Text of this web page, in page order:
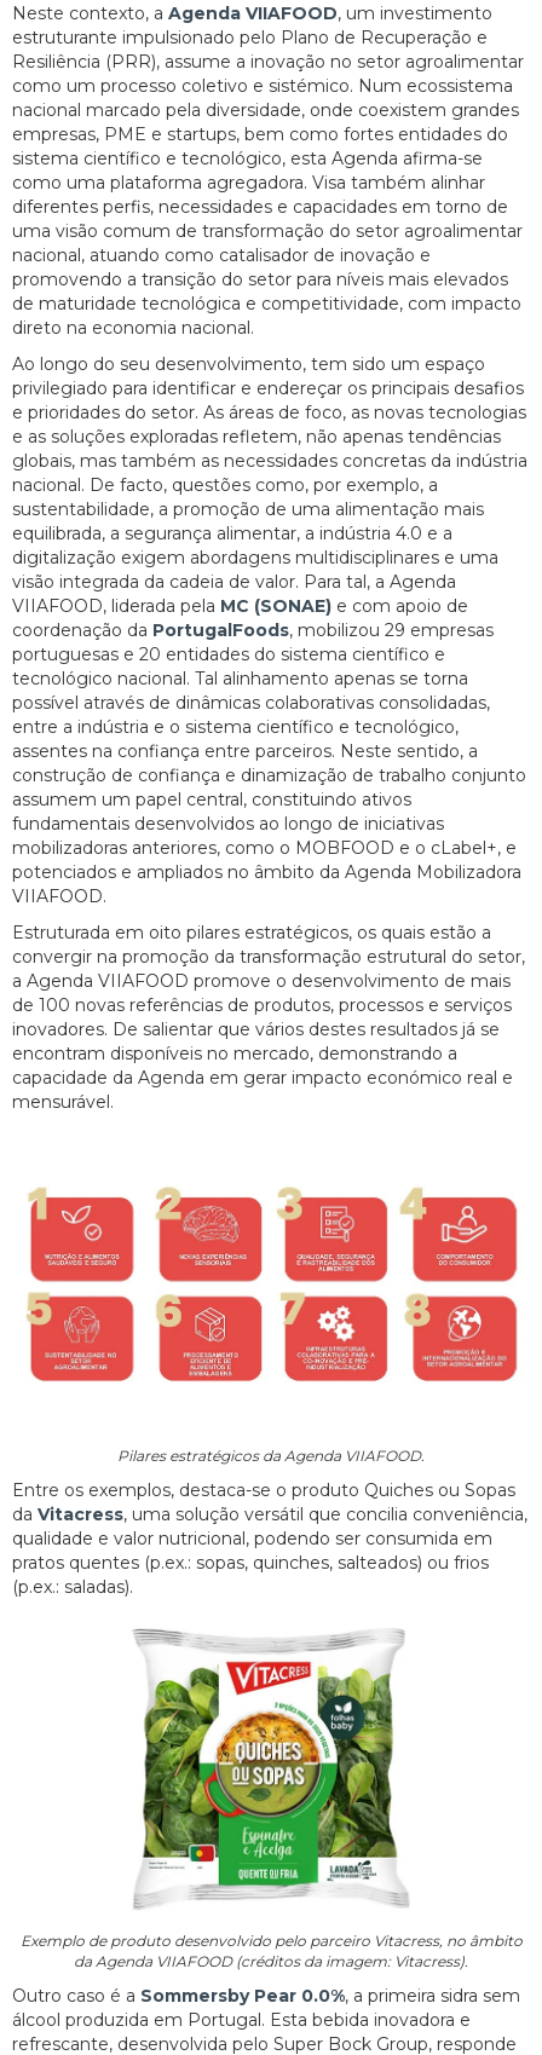
Neste contexto, a Agenda VIIAFOOD, um investimento
estruturante impulsionado pelo Plano de Recuperação e
Resiliência (PRR), assume a inovação no setor agroalimentar
como um processo coletivo e sistémico. Num ecossistema
nacional marcado pela diversidade, onde coexistem grandes
empresas, PME e startups, bem como fortes entidades do
sistema científico e tecnológico, esta Agenda afirma-se
como uma plataforma agregadora. Visa também alinhar
diferentes perfis, necessidades e capacidades em torno de
uma visão comum de transformação do setor agroalimentar
nacional, atuando como catalisador de inovação e
promovendo a transição do setor para níveis mais elevados
de maturidade tecnológica e competitividade, com impacto
direto na economia nacional.
Ao longo do seu desenvolvimento, tem sido um espaço
privilegiado para identificar e endereçar os principais desafios
e prioridades do setor. As áreas de foco, as novas tecnologias
e as soluções exploradas refletem, não apenas tendências
globais, mas também as necessidades concretas da indústria
nacional. De facto, questões como, por exemplo, a
sustentabilidade, a promoção de uma alimentação mais
equilibrada, a segurança alimentar, a indústria 4.0 e a
digitalização exigem abordagens multidisciplinares e uma
visão integrada da cadeia de valor. Para tal, a Agenda
VIIAFOOD, liderada pela MC (SONAE) e com apoio de
coordenação da PortugalFoods, mobilizou 29 empresas
portuguesas e 20 entidades do sistema científico e
tecnológico nacional. Tal alinhamento apenas se torna
possível através de dinâmicas colaborativas consolidadas,
entre a indústria e o sistema científico e tecnológico,
assentes na confiança entre parceiros. Neste sentido, a
construção de confiança e dinamização de trabalho conjunto
assumem um papel central, constituindo ativos
fundamentais desenvolvidos ao longo de iniciativas
mobilizadoras anteriores, como o MOBFOOD e o cLabel+, e
potenciados e ampliados no âmbito da Agenda Mobilizadora
VIIAFOOD.
Estruturada em oito pilares estratégicos, os quais estão a
convergir na promoção da transformação estrutural do setor,
a Agenda VIIAFOOD promove o desenvolvimento de mais
de 100 novas referências de produtos, processos e serviços
inovadores. De salientar que vários destes resultados já se
encontram disponíveis no mercado, demonstrando a
capacidade da Agenda em gerar impacto económico real e
mensurável.
Pilares estratégicos da Agenda VIIAFOOD.
Entre os exemplos, destaca-se o produto Quiches ou Sopas
da Vitacress, uma solução versátil que concilia conveniência,
qualidade e valor nutricional, podendo ser consumida em
pratos quentes (p.ex.: sopas, quinches, salteados) ou frios
(p.ex.: saladas).
Exemplo de produto desenvolvido pelo parceiro Vitacress, no âmbito
da Agenda VIIAFOOD (créditos da imagem: Vitacress).
Outro caso é a Sommersby Pear 0.0%, a primeira sidra sem
álcool produzida em Portugal. Esta bebida inovadora e
refrescante, desenvolvida pelo Super Bock Group, responde